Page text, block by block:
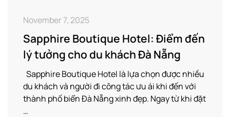
November 7, 2025
Sapphire Boutique Hotel: Điểm đến
lý tưởng cho du khách Đà Nẵng
Sapphire Boutique Hotel là lựa chọn được nhiều
du khách và người đi công tác ưu ái khi đến với
thành phố biển Đà Nẵng xinh đẹp. Ngay từ khi đặt
…